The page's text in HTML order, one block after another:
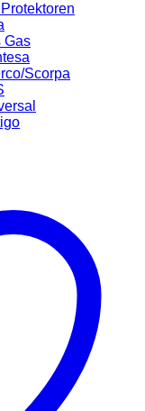
Gas
Scorpa